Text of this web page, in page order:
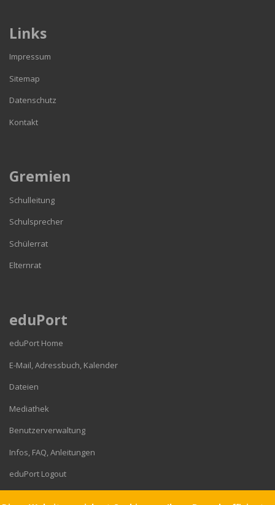
Links
Impressum
Sitemap
Datenschutz
Kontakt
Gremien
Schulleitung
Schulsprecher
Schülerrat
Elternrat
eduPort
eduPort Home
E-Mail, Adressbuch, Kalender
Dateien
Mediathek
Benutzerverwaltung
Infos, FAQ, Anleitungen
eduPort Logout